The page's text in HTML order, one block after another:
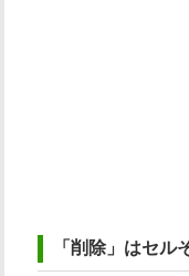
「削除」はセル